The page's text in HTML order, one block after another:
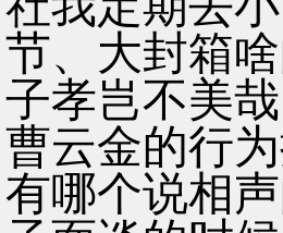
节、大封箱
子孝岂不美哉
曹云金的行
有哪个说相